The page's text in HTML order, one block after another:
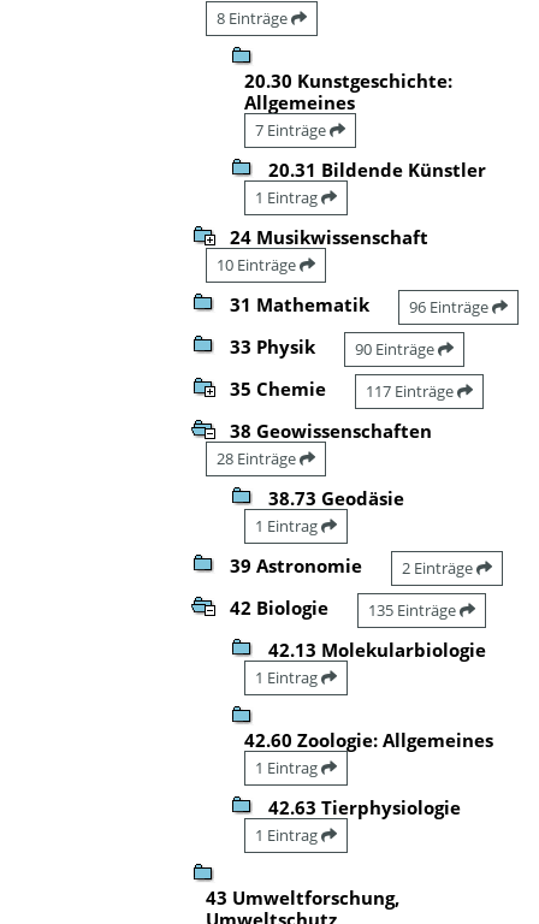
8 Einträge
20.30 Kunstgeschichte:
Allgemeines
7 Einträge
20.31 Bildende Künstler
1 Eintrag
24 Musikwissenschaft
10 Einträge
31 Mathematik 96 Einträge
33 Physik 90 Einträge
35 Chemie 117 Einträge
38 Geowissenschaften
28 Einträge
38.73 Geodäsie
1 Eintrag
39 Astronomie 2 Einträge
42 Biologie 135 Einträge
42.13 Molekularbiologie
1 Eintrag
42.60 Zoologie: Allgemeines
1 Eintrag
42.63 Tierphysiologie
1 Eintrag
43 Umweltforschung,
Umweltschutz